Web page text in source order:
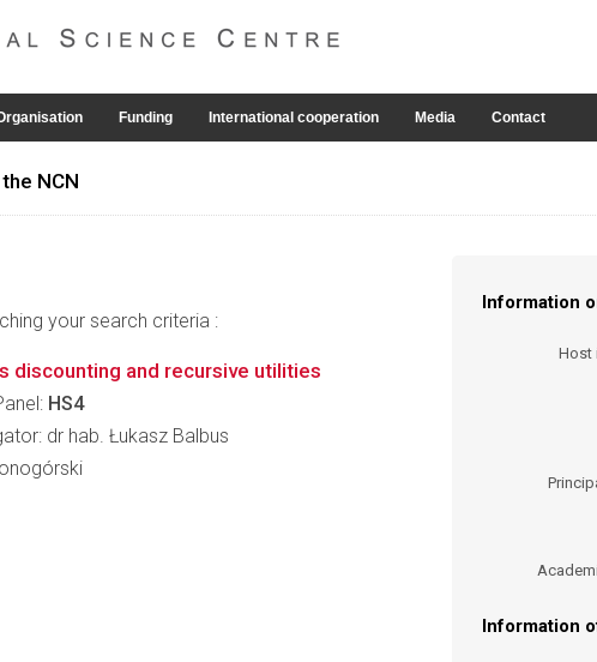
Funding International cooperation Media Contact
NCN
your search criteria :
Information
Host
Information
discounting and recursive utilities
HS4
dr hab. Łukasz Balbus